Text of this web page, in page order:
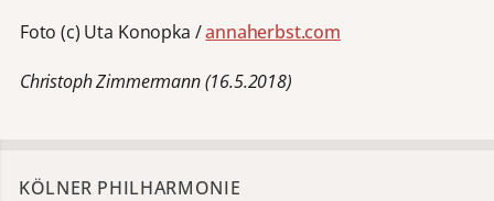
Foto (c) Uta Konopka /annaherbst.com
Christoph Zimmermann (16.5.2018)
KÖLNER PHILHARMONIE